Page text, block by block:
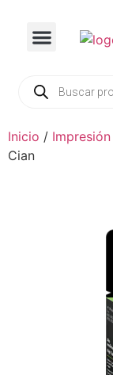
Inicio / Impresión
Cian